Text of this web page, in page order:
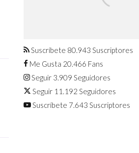
agosto
Suscríbete 80.943 Suscriptores
Me Gusta 20.466 Fans
Seguir 3.909 Seguidores
Seguir 11.192 Seguidores
Suscríbete 7.643 Suscriptores